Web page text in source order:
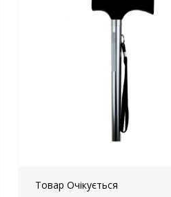
Товар Очікується